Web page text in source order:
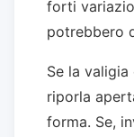
forti
potrebbero
Se la
riporla
forma. Se,